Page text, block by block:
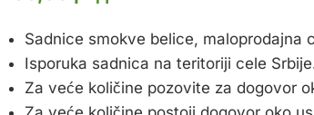
Sadnice smokve belice, maloprodajna
Isporuka sadnica na teritoriji cele
Za veće količine pozovite za dogovor